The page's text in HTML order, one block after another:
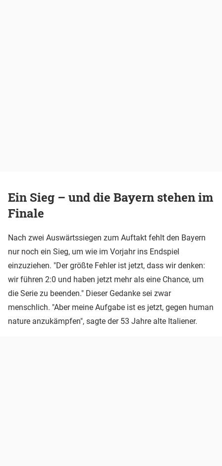
Ein Sieg – und die Bayern stehen im
Finale
Nach zwei Auswärtssiegen zum Auftakt fehlt den Bayern
nur noch ein Sieg, um wie im Vorjahr ins Endspiel
einzuziehen. "Der größte Fehler ist jetzt, dass wir denken:
wir führen 2:0 und haben jetzt mehr als eine Chance, um
die Serie zu beenden." Dieser Gedanke sei zwar
menschlich. "Aber meine Aufgabe ist es jetzt, gegen human
nature anzukämpfen", sagte der 53 Jahre alte Italiener.